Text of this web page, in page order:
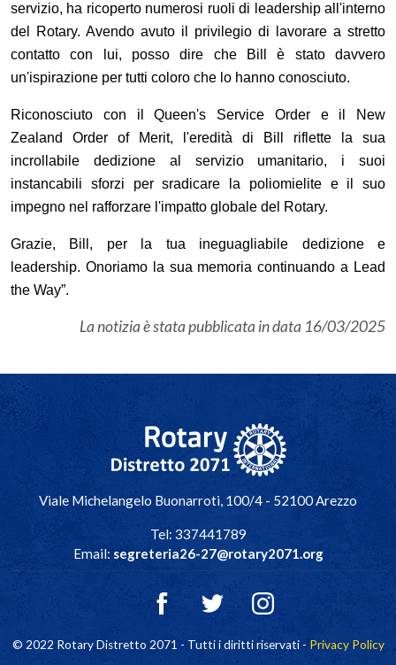
servizio, ha ricoperto numerosi ruoli di leadership all'interno
del Rotary. Avendo avuto il privilegio di lavorare a stretto
contatto con lui, posso dire che Bill è stato davvero
un'ispirazione per tutti coloro che lo hanno conosciuto.
Riconosciuto con il Queen's Service Order e il New
Zealand Order of Merit, l'eredità di Bill riflette la sua
incrollabile dedizione al servizio umanitario, i suoi
instancabili sforzi per sradicare la poliomielite e il suo
impegno nel rafforzare l'impatto globale del Rotary.
Grazie, Bill, per la tua ineguagliabile dedizione e
leadership. Onoriamo la sua memoria continuando a Lead
the Way”.
La notizia è stata pubblicata in data 16/03/2025
Navigazione principale
Viale Michelangelo Buonarroti, 100/4 - 52100 Arezzo
Tel: 337441789
Email:segreteria26-27@rotary2071.org
© 2022 Rotary Distretto 2071 - Tutti i diritti riservati - Privacy Policy